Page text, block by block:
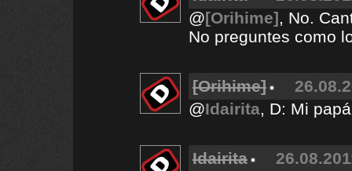
@[Orihime], No.
No preguntes como
[Orihime]
@Idairita, D: Mi
Idairita